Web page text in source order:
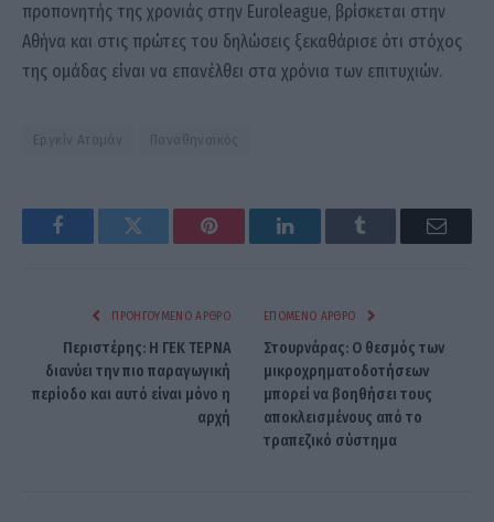
προπονητής της χρονιάς στην Euroleague, βρίσκεται στην
Αθήνα και στις πρώτες του δηλώσεις ξεκαθάρισε ότι στόχος
της ομάδας είναι να επανέλθει στα χρόνια των επιτυχιών.
Εργκίν Αταμάν Παναθηναϊκός
FacebookTwitter Pinterest LinkedInTumblr Email
ΠΡΟΗΓΟΎΜΕΝΟ ΆΡΘΡΟ
Περιστέρης: Η ΓΕΚ ΤΕΡΝΑ
διανύει την πιο παραγωγική
περίοδο και αυτό είναι μόνο η
αρχή
ΕΠΌΜΕΝΟ ΆΡΘΡΟ
Στουρνάρας: Ο θεσμός των
μικροχρηματοδοτήσεων
μπορεί να βοηθήσει τους
αποκλεισμένους από το
τραπεζικό σύστημα